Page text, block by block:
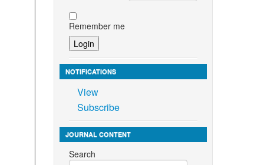
Remember me
NOTIFICATIONS
View
Subscribe
JOURNAL CONTENT
Search